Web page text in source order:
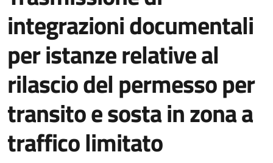
integrazioni documentali
per istanze relative al
rilascio del permesso per
transito e sosta in zona a
traffico limitato